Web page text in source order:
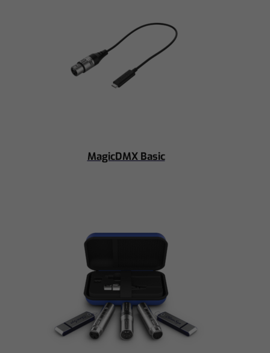
MagicDMX Basic